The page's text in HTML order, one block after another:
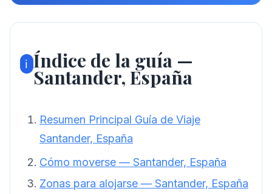
ℹ️ Índice de la guía —
Santander, España
Resumen Principal Guía de Viaje
Santander, España
Cómo moverse — Santander, España
Zonas para alojarse — Santander, España